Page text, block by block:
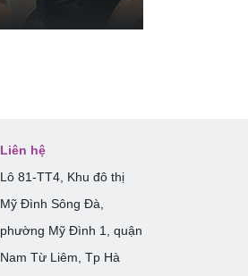
Liên hệ
Lô 81-TT4, Khu đô thị
Mỹ Đình Sông Đà,
phường Mỹ Đình 1, quận
Nam Từ Liêm, Tp Hà